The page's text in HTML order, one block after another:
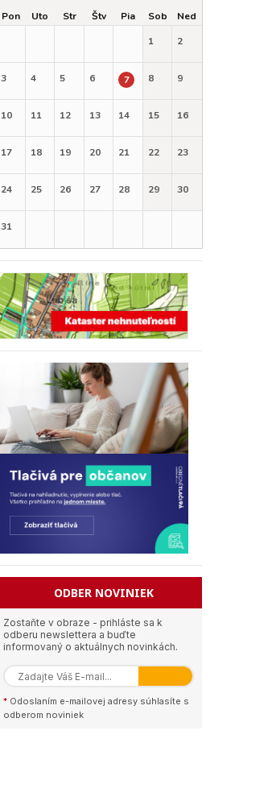
Pon Uto Str Štv Pia Sob
Ned
1
2
3 4 5 6 7 8 9
10 11 12 13 14 15 16
17 18 19 20 21 22 23
24 25 26 27 28 29 30
31
ODBER NOVINIEK
Zostaňte v obraze - prihláste sa k
odberu newslettera a buďte
informovaný o aktuálnych novinkách.
* Odoslaním e-mailovej adresy súhlasíte s
odberom noviniek